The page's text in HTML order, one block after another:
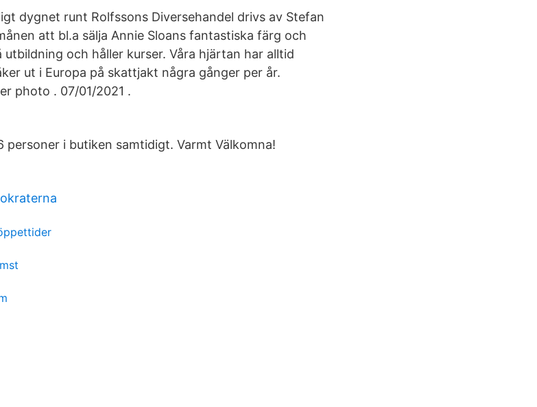
dygnet runt Rolfssons Diversehandel drivs av Stefan
att bl.a sälja Annie Sloans fantastiska färg och
och håller kurser. Våra hjärtan har alltid
ut i Europa på skattjakt några gånger per år.
photo . 07/01/2021 .
i butiken samtidigt. Varmt Välkomna!